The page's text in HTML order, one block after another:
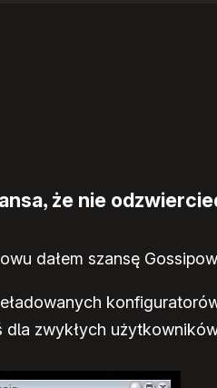
że nie
dałem szansę
zwykłych